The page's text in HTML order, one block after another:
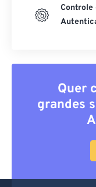
Controle
Quer
grandes